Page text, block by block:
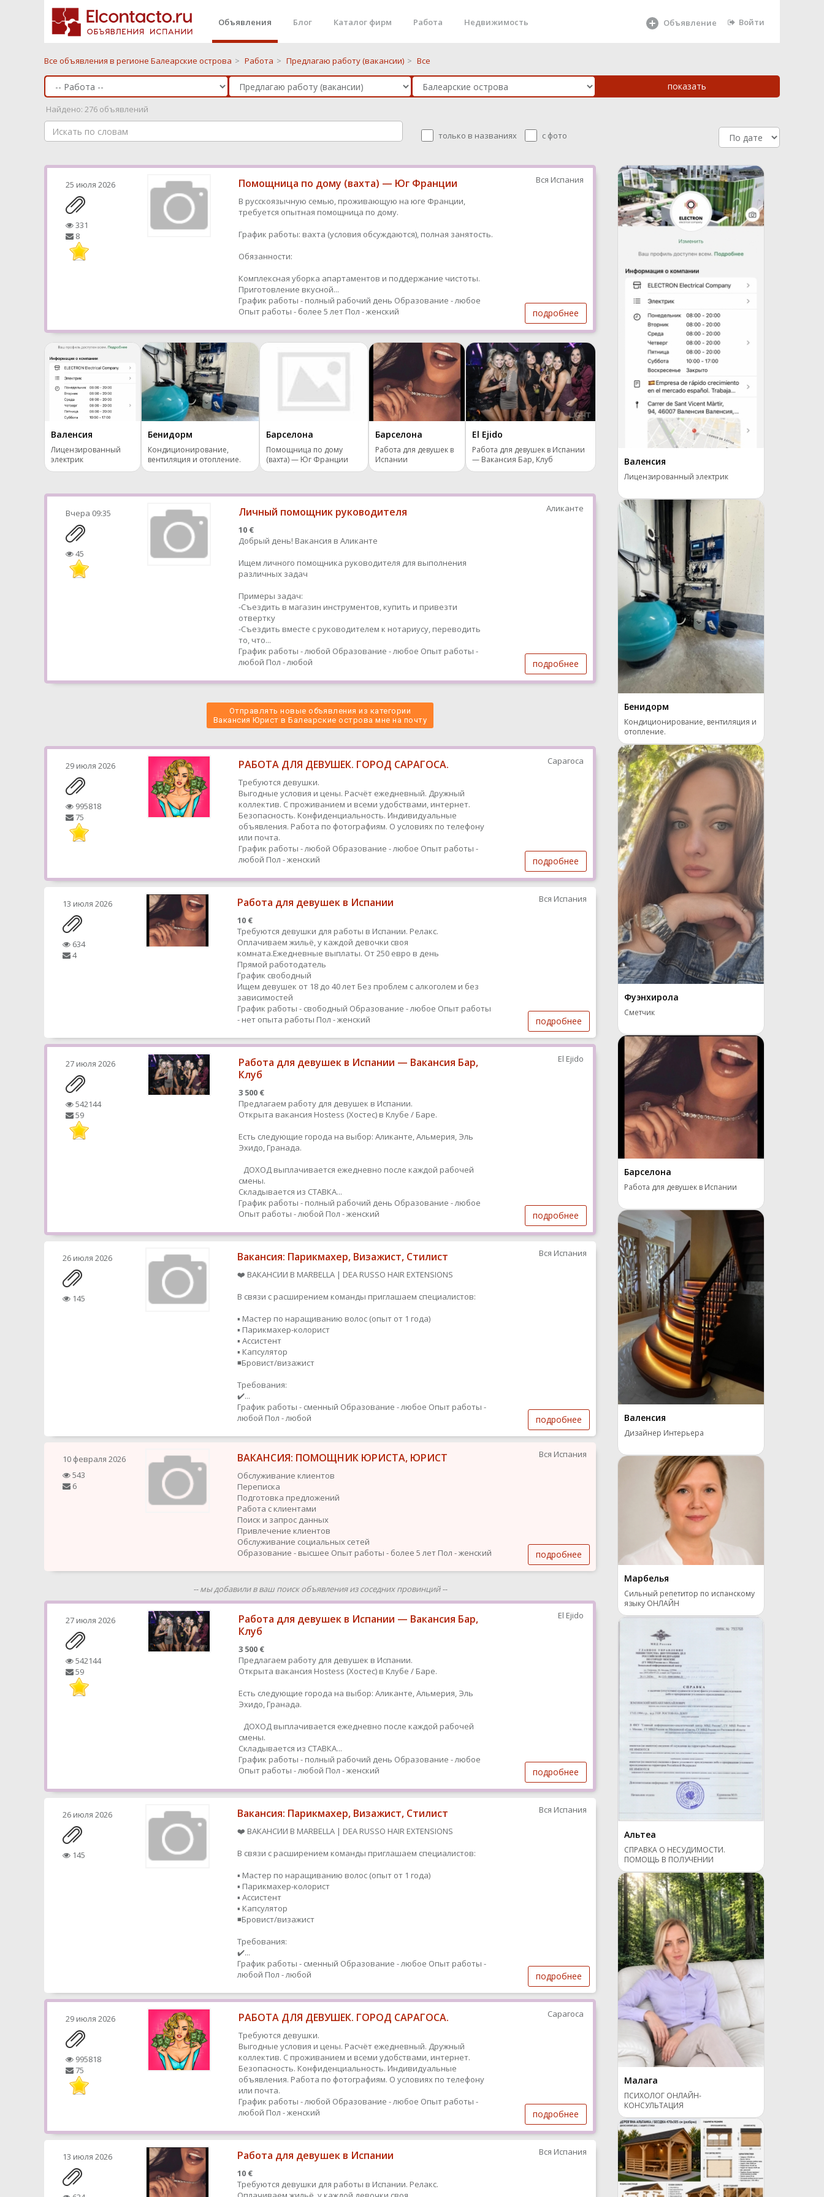
Объявления Блог Каталог фирм Работа Недвижимость Объявление Войти
Все объявления в регионе Балеарские острова > Работа > Предлагаю работу (вакансии) > Все
Найдено: 276 объявлений
только в названиях с фото
25 июля 2026
331
8
Помощница по дому (вахта) — Юг Франции
В русскоязычную семью, проживающую на юге Франции,
требуется опытная помощница по дому.
График работы: вахта (условия обсуждаются), полная занятость.
Обязанности:
Комплексная уборка апартаментов и поддержание чистоты.
Приготовление вкусной...
График работы - полный рабочий день Образование - любое
Опыт работы - более 5 лет Пол - женский
Вся Испания
подробнее
Валенсия
Лицензированный
электрик
Бенидорм
Кондиционирование,
вентиляция и отопление.
Барселона
Помощница по дому
(вахта) — Юг Франции
Барселона
Работа для девушек в
Испании
El Ejido
Работа для девушек в Испании
— Вакансия Бар, Клуб
Вчера 09:35
45
Личный помощник руководителя
10 €
Добрый день! Вакансия в Аликанте
Ищем личного помощника руководителя для выполнения
различных задач
Примеры задач:
-Съездить в магазин инструментов, купить и привезти
отвертку
-Съездить вместе с руководителем к нотариусу, переводить
то, что...
График работы - любой Образование - любое Опыт работы -
любой Пол - любой
Аликанте
подробнее
Отправлять новые объявления из категории
Вакансия Юрист в Балеарские острова мне на почту
29 июля 2026
995818
75
РАБОТА ДЛЯ ДЕВУШЕК. ГОРОД САРАГОСА.
Требуются девушки.
Выгодные условия и цены. Расчёт ежедневный. Дружный
коллектив. С проживанием и всеми удобствами, интернет.
Безопасность. Конфиденциальность. Индивидуальные
объявления. Работа по фотографиям. О условиях по телефону
или почта.
График работы - любой Образование - любое Опыт работы -
любой Пол - женский
Сарагоса
подробнее
13 июля 2026
634
4
Работа для девушек в Испании
10 €
Требуются девушки для работы в Испании. Релакс.
Оплачиваем жильё, у каждой девочки своя
комната.Ежедневные выплаты. От 250 евро в день
Прямой работодатель
График свободный
Ищем девушек от 18 до 40 лет Без проблем с алкоголем и без
зависимостей
График работы - свободный Образование - любое Опыт работы
- нет опыта работы Пол - женский
Вся Испания
подробнее
27 июля 2026
542144
59
Работа для девушек в Испании — Вакансия Бар,
Клуб
3 500 €
Предлагаем работу для девушек в Испании.
Открыта вакансия Hostess (Хостес) в Клубе / Баре.
Есть следующие города на выбор: Аликанте, Альмерия, Эль
Эхидо, Гранада.
ДОХОД выплачивается ежедневно после каждой рабочей
смены.
Складывается из СТАВКА...
График работы - полный рабочий день Образование - любое
Опыт работы - любой Пол - женский
El Ejido
подробнее
26 июля 2026
145
Вакансия: Парикмахер, Визажист, Стилист
❤️ ВАКАНСИИ В MARBELLA | DEA RUSSO HAIR EXTENSIONS
В связи с расширением команды приглашаем специалистов:
▪️ Мастер по наращиванию волос (опыт от 1 года)
▪️ Парикмахер-колорист
▪️ Ассистент
▪️ Капсулятор
◾️Бровист/визажист
Требования:
✔️...
График работы - сменный Образование - любое Опыт работы -
любой Пол - любой
Вся Испания
подробнее
10 февраля 2026
543
6
ВАКАНСИЯ: ПОМОЩНИК ЮРИСТА, ЮРИСТ
Обслуживание клиентов
Переписка
Подготовка предложений
Работа с клиентами
Поиск и запрос данных
Привлечение клиентов
Обслуживание социальных сетей
Образование - высшее Опыт работы - более 5 лет Пол - женский
Вся Испания
подробнее
-- мы добавили в ваш поиск объявления из соседних провинций --
27 июля 2026
542144
59
Работа для девушек в Испании — Вакансия Бар,
Клуб
3 500 €
Предлагаем работу для девушек в Испании.
Открыта вакансия Hostess (Хостес) в Клубе / Баре.
Есть следующие города на выбор: Аликанте, Альмерия, Эль
Эхидо, Гранада.
ДОХОД выплачивается ежедневно после каждой рабочей
смены.
Складывается из СТАВКА...
График работы - полный рабочий день Образование - любое
Опыт работы - любой Пол - женский
El Ejido
подробнее
26 июля 2026
145
Вакансия: Парикмахер, Визажист, Стилист
❤️ ВАКАНСИИ В MARBELLA | DEA RUSSO HAIR EXTENSIONS
В связи с расширением команды приглашаем специалистов:
▪️ Мастер по наращиванию волос (опыт от 1 года)
▪️ Парикмахер-колорист
▪️ Ассистент
▪️ Капсулятор
◾️Бровист/визажист
Требования:
✔️...
График работы - сменный Образование - любое Опыт работы -
любой Пол - любой
Вся Испания
подробнее
29 июля 2026
995818
75
РАБОТА ДЛЯ ДЕВУШЕК. ГОРОД САРАГОСА.
Требуются девушки.
Выгодные условия и цены. Расчёт ежедневный. Дружный
коллектив. С проживанием и всеми удобствами, интернет.
Безопасность. Конфиденциальность. Индивидуальные
объявления. Работа по фотографиям. О условиях по телефону
или почта.
График работы - любой Образование - любое Опыт работы -
любой Пол - женский
Сарагоса
подробнее
13 июля 2026 Работа для девушек в Испании
10 €
Требуются девушки для работы в Испании. Релакс.
Вся Испания
Валенсия
Лицензированный электрик
Бенидорм
Кондиционирование, вентиляция и
отопление.
Фуэнхирола
Сметчик
Барселона
Работа для девушек в Испании
Валенсия
Дизайнер Интерьера
Марбелья
Сильный репетитор по испанскому
языку ОНЛАЙН
Альтеа
СПРАВКА О НЕСУДИМОСТИ.
ПОМОЩЬ В ПОЛУЧЕНИИ
Малага
ПСИХОЛОГ ОНЛАЙН-
КОНСУЛЬТАЦИЯ